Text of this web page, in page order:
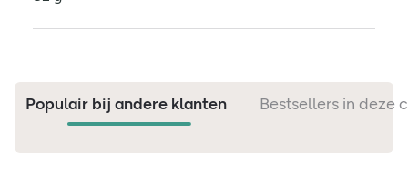
Populair bij andere klanten Bestsellers in deze